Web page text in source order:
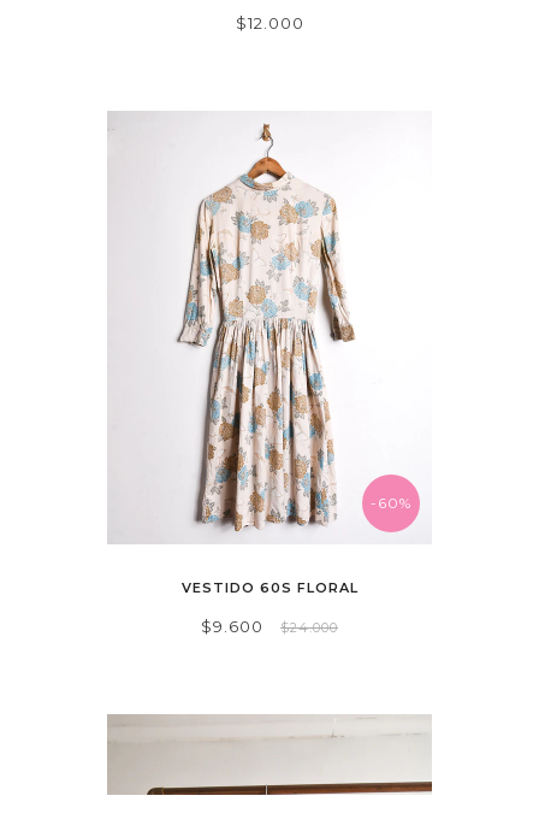
$12.000
-60%
VESTIDO 60S FLORAL
$9.600 $24.000